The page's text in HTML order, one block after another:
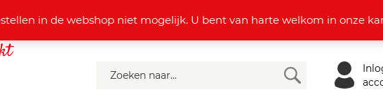
37 77 info@dejonghattem.nl
in de webshop niet mogelijk. U bent van harte welkom in onze